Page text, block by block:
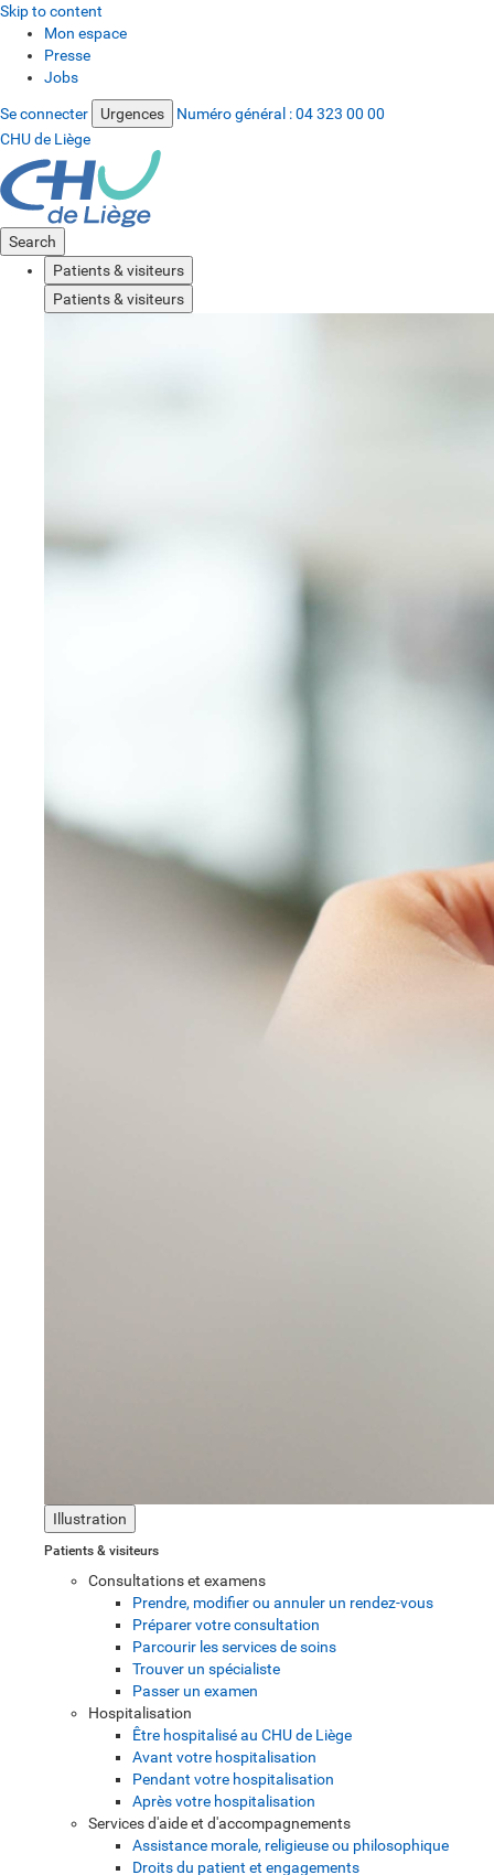
Skip to content
Mon espace
Presse
Jobs
Se connecter Urgences Numéro général :04 323 00 00
CHU de Liège
Search
Patients & visiteurs
Patients & visiteurs
Illustration
Patients & visiteurs
Consultations et examens
Prendre, modifier ou annuler un rendez-vous
Préparer votre consultation
Parcourir les services de soins
Trouver un spécialiste
Passer un examen
Hospitalisation
Être hospitalisé au CHU de Liège
Avant votre hospitalisation
Pendant votre hospitalisation
Après votre hospitalisation
Services d'aide et d'accompagnements
Assistance morale, religieuse ou philosophique
Droits du patient et engagements